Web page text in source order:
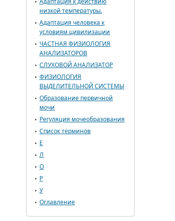
низкой температуры.
Адаптация человека к
условиям цивилизации
ЧАСТНАЯ ФИЗИОЛОГИЯ
АНАЛИЗАТОРОВ
СЛУХОВОЙ АНАЛИЗАТОР
ФИЗИОЛОГИЯ
ВЫДЕЛИТЕЛЬНОЙ СИСТЕМЫ
Образование первичной
мочи
Регуляция мочеобразования
Список терминов
Е
Л
О
Р
У
Оглавление